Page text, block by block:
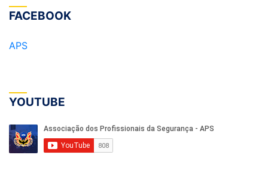
FACEBOOK
APS
YOUTUBE